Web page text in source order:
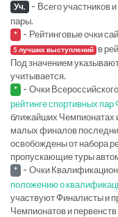
Уч. - Всего участников
пары.
* - Рейтинговые очки
5 лучших выступлений в
Под значением
учитывается.
* - Очки
рейтинге спортивных
ближайших Чемпионатах
малых финалов
освобождены от набора
пропускающие туры
* - Очки
положению о
участвуют Финалисты и
Чемпионатов и